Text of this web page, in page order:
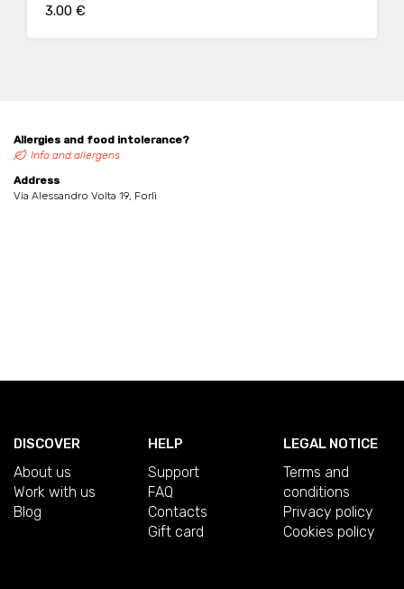
3.00 €
Allergies and food intolerance?
Info and allergens
Address
Via Alessandro Volta 19, Forlì
DISCOVER
About us
Work with us
Blog
HELP
Support
FAQ
Contacts
Gift card
LEGAL NOTICE
Terms and
conditions
Privacy policy
Cookies policy